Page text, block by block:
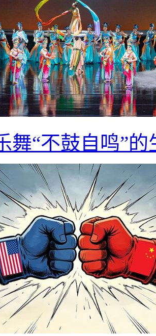
舞“不鼓自鸣”